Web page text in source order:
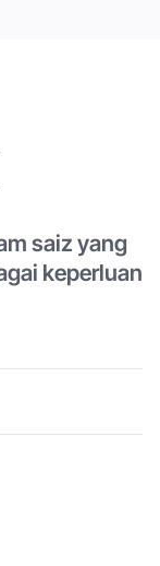
saiz yang
keperluan